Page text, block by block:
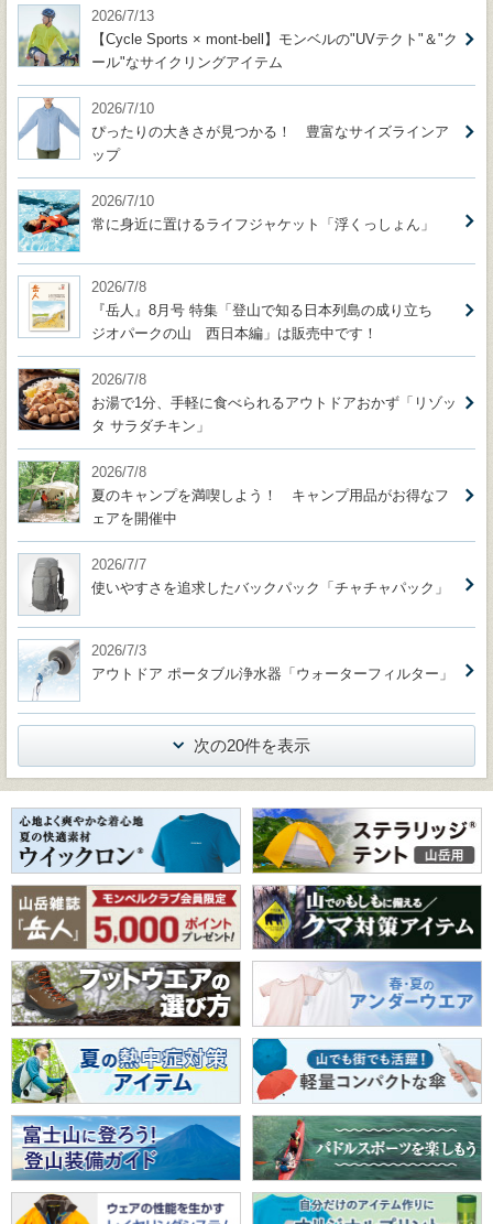
2026/7/13
【Cycle Sports × mont-bell】モンベルの"UVテクト"＆"ク
ール"なサイクリングアイテム
2026/7/10
ぴったりの大きさが見つかる！ 豊富なサイズラインア
ップ
2026/7/10
常に身近に置けるライフジャケット「浮くっしょん」
2026/7/8
『岳人』8月号 特集「登山で知る日本列島の成り立ち
ジオパークの山 西日本編」は販売中です！
2026/7/8
お湯で1分、手軽に食べられるアウトドアおかず「リゾッ
タ サラダチキン」
2026/7/8
夏のキャンプを満喫しよう！ キャンプ用品がお得なフ
ェアを開催中
2026/7/7
使いやすさを追求したバックパック「チャチャパック」
2026/7/3
アウトドア ポータブル浄水器「ウォーターフィルター」
次の20件を表示